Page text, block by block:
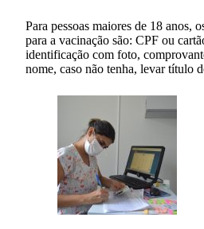
Para pessoas maiores de 18 anos,
para a vacinação são: CPF ou
identificação com foto,
nome, caso não tenha, levar título